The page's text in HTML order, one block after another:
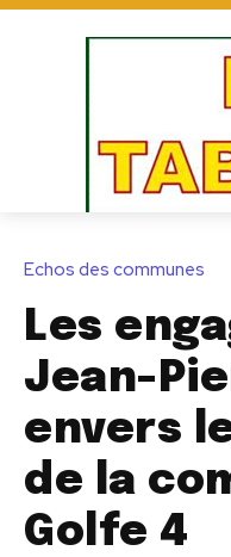
Echos des communes
Les
Jean-
envers
de la
Golfe 4